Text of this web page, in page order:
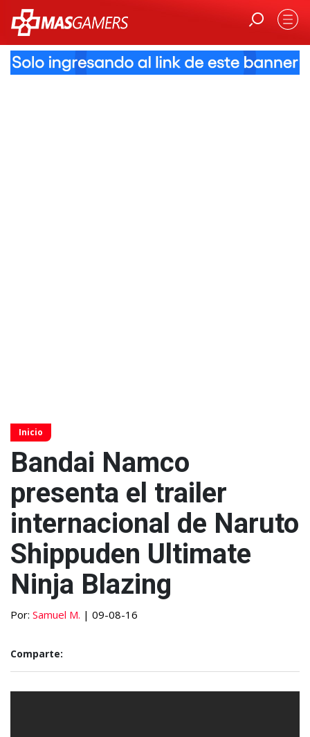
Inicio
Bandai Namco
presenta el trailer
internacional de Naruto
Shippuden Ultimate
Ninja Blazing
Por: Samuel M. | 09-08-16
Comparte: